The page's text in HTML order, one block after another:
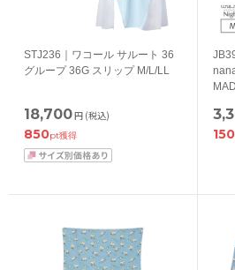
STJ236｜ワコール サルート 36
グループ 36G スリップ M/L/LL
18,700円 (税込)
850pt獲得 150